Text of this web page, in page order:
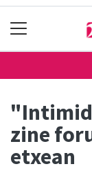
zine
etxean